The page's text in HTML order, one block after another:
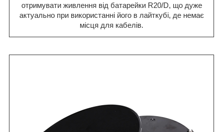
отримувати живлення від батарейки R20/D, що дуже
актуально при використанні його в лайткубі, де немає
місця для кабелів.